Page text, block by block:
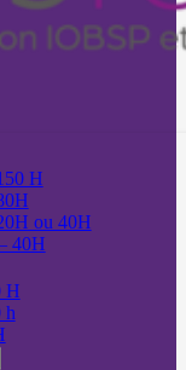
H
ou 40H
40H
H
h